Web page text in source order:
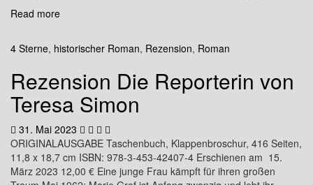
Read more
4 Sterne, historischer Roman, Rezension, Roman
Rezension Die Reporterin von
Teresa Simon
31. Mai 2023
ORIGINALAUSGABE Taschenbuch, Klappenbroschur, 416 Seiten,
11,8 x 18,7 cm ISBN: 978-3-453-42407-4 Erschienen am 15.
März 2023 12,00 € Eine junge Frau kämpft für ihren großen